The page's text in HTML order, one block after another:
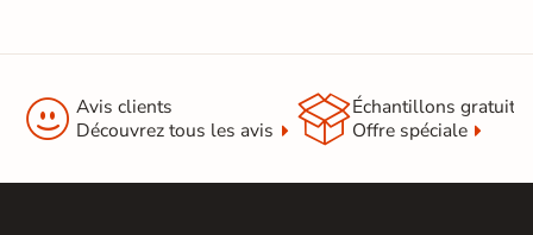
 Avis clients
Découvrez tous les avis
Échantillons gratuit
Offre spéciale